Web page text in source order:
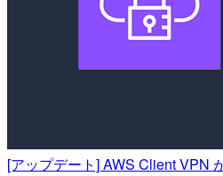
[アップデート] AWS Client VPN